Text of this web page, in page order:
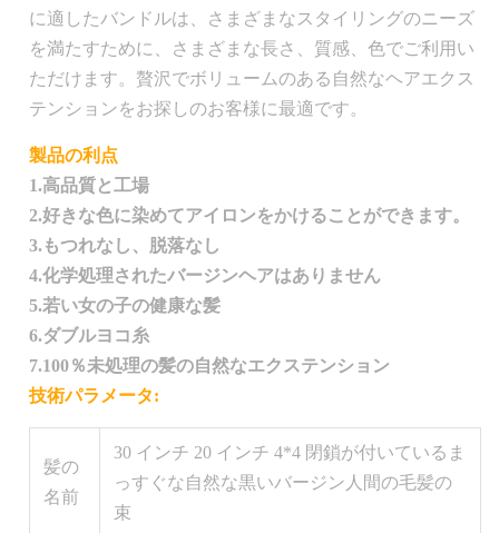
に適したバンドルは、さまざまなスタイリングのニーズ
を満たすために、さまざまな長さ、質感、色でご利用い
ただけます。贅沢でボリュームのある自然なヘアエクス
テンションをお探しのお客様に最適です。
製品の利点
1.高品質と工場
2.好きな色に染めてアイロンをかけることができます。
3.もつれなし、脱落なし
4.化学処理されたバージンヘアはありません
5.若い女の子の健康な髪
6.ダブルヨコ糸
7.100％未処理の髪の自然なエクステンション
技術パラメータ:
髪の
名前
30 インチ 20 インチ 4*4 閉鎖が付いているま
っすぐな自然な黒いバージン人間の毛髪の
束